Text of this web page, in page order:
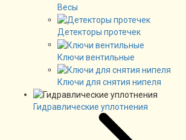
Весы
Детекторы протечек
Ключи вентильные
Ключи для снятия нипеля
Гидравлические уплотнения